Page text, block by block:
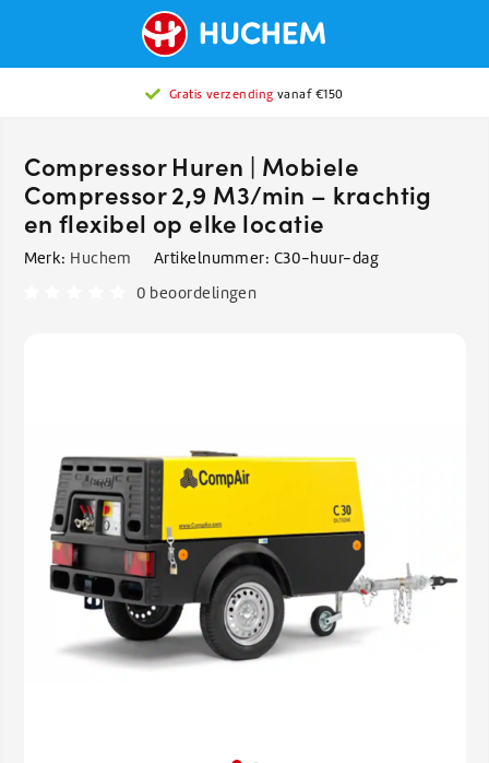
Gratis verzending vanaf €150
Compressor Huren | Mobiele
Compressor 2,9 M3/min – krachtig
en flexibel op elke locatie
Merk: Huchem Artikelnummer: C30-huur-dag
0 beoordelingen